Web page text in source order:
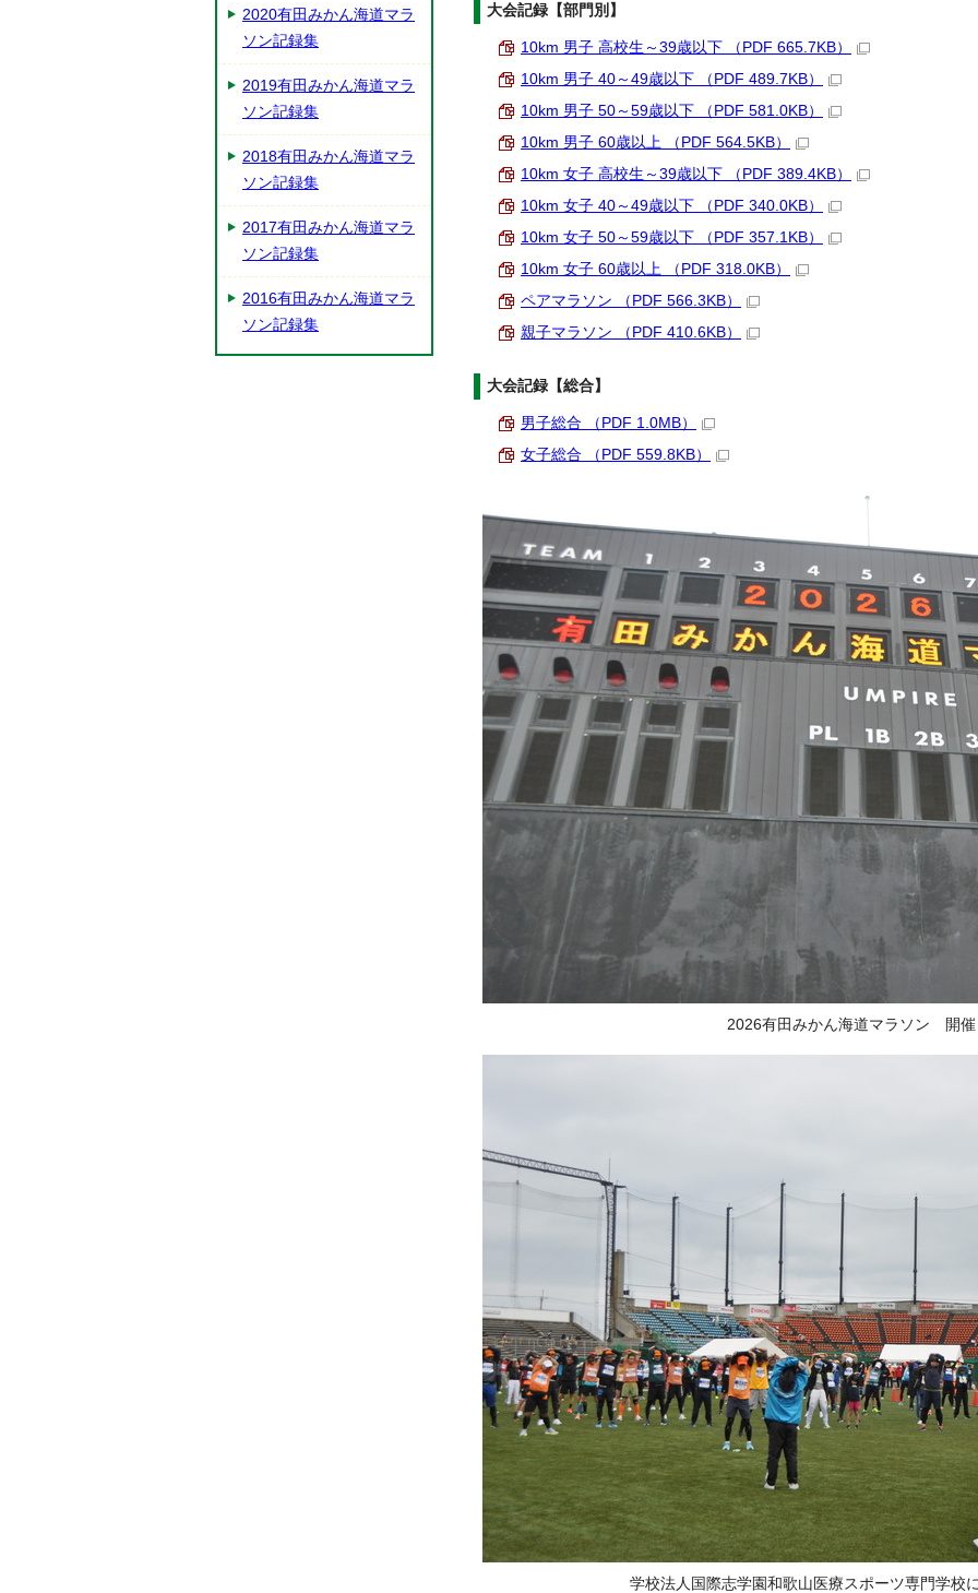
大会記録【部門別】
10km 男子 高校生～39歳以下 （PDF 665.7KB）
10km 男子 40～49歳以下 （PDF 489.7KB）
10km 男子 50～59歳以下 （PDF 581.0KB）
10km 男子 60歳以上 （PDF 564.5KB）
10km 女子 高校生～39歳以下 （PDF 389.4KB）
10km 女子 40～49歳以下 （PDF 340.0KB）
10km 女子 50～59歳以下 （PDF 357.1KB）
10km 女子 60歳以上 （PDF 318.0KB）
ペアマラソン （PDF 566.3KB）
親子マラソン （PDF 410.6KB）
大会記録【総合】
男子総合 （PDF 1.0MB）
女子総合 （PDF 559.8KB）
2026有田みかん海道マラソン 開催
学校法人国際志学園和歌山医療スポーツ専門学校
2020有田みかん海道マラ
ソン記録集
2019有田みかん海道マラ
ソン記録集
2018有田みかん海道マラ
ソン記録集
2017有田みかん海道マラ
ソン記録集
2016有田みかん海道マラ
ソン記録集